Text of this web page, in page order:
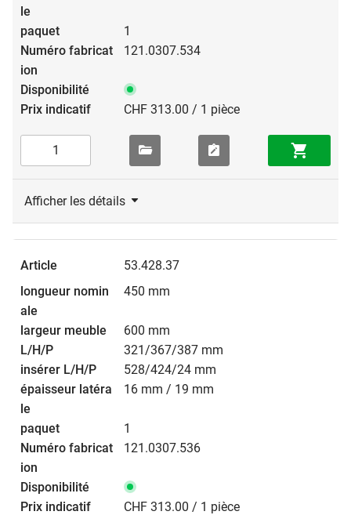
1
121.0307.534
CHF 313.00 / 1 pièce
Afficher les détails
53.428.37
450 mm
600 mm
321/367/387 mm
528/424/24 mm
16 mm / 19 mm
1
121.0307.536
CHF 313.00 / 1 pièce